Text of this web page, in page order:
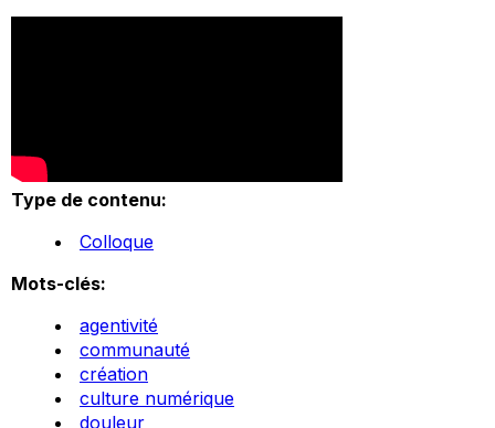
Type de contenu:
Colloque
Mots-clés:
agentivité
communauté
création
culture numérique
douleur